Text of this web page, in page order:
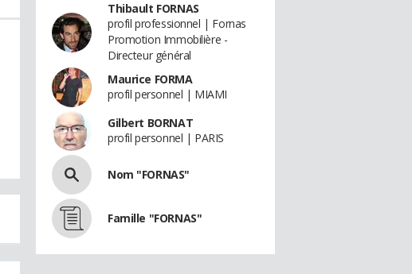
Thibault FORNAS
profil professionnel | Fornas
Promotion Immobilière -
Directeur général
Maurice FORMA
profil personnel | MIAMI
Gilbert BORNAT
profil personnel | PARIS
Nom "FORNAS"
Famille "FORNAS"